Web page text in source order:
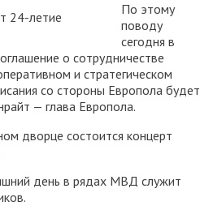
По этому
поводу
сегодня в
о сотрудничестве
и стратегическом
со стороны Европола будет
— глава Европола.
дворце состоится концерт
день в рядах МВД служит